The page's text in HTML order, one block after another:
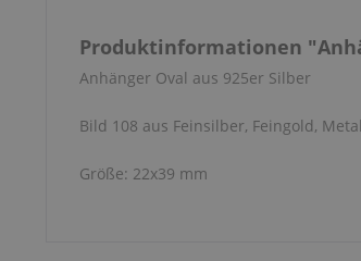
Produktinformationen
Anhänger Oval aus 925er Silber
Bild 108 aus Feinsilber, Feingold,
Größe: 22x39 mm